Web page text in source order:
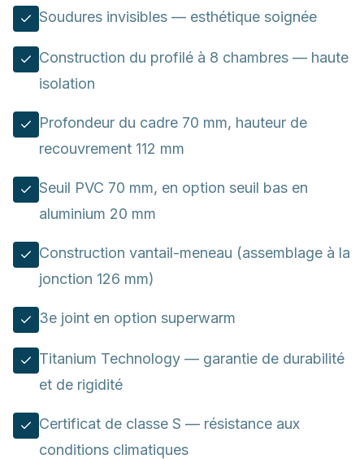
Soudures invisibles — esthétique soignée
Construction du profilé à 8 chambres — haute
isolation
Profondeur du cadre 70 mm, hauteur de
recouvrement 112 mm
Seuil PVC 70 mm, en option seuil bas en
aluminium 20 mm
Construction vantail-meneau (assemblage à la
jonction 126 mm)
3e joint en option superwarm
Titanium Technology — garantie de durabilité
et de rigidité
Certificat de classe S — résistance aux
conditions climatiques